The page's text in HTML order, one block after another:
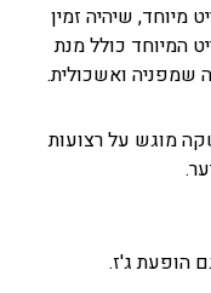
מיוחד, שיהיה זמין
המיוחד כולל מנת
שמפניה ואשכולית.
מוגש על רצועות
הופעת ג'ז.